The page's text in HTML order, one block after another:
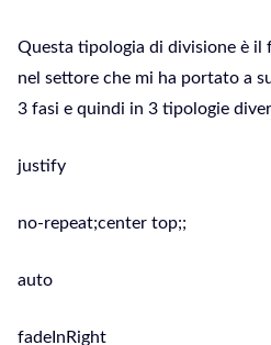
Questa tipologia di divisione è il
nel settore che mi ha portato a
3 fasi e quindi in 3 tipologie
justify
no-repeat;center top;;
auto
fadeInRight